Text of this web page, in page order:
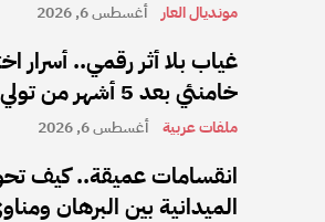
مونديال العار أغسطس 6, 2026
غياب بلا أثر رقمي.. أسرار
خامنئي بعد 5 أشهر من تولي خلافة إيران
ملفات عربية أغسطس 6, 2026
انقسامات عميقة.. كيف
الميدانية بين البرهان